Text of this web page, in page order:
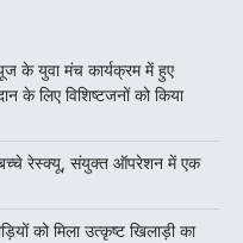
के युवा मंच कार्यक्रम में हुए
के लिए विशिष्टजनों को किया
रेस्क्यू, संयुक्त ऑपरेशन में एक
को मिला उत्कृष्ट खिलाड़ी का